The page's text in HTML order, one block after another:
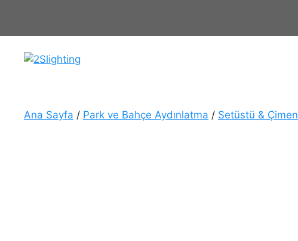
Ana Sayfa / Park ve Bahçe Aydınlatma / Setüstü & Çimen